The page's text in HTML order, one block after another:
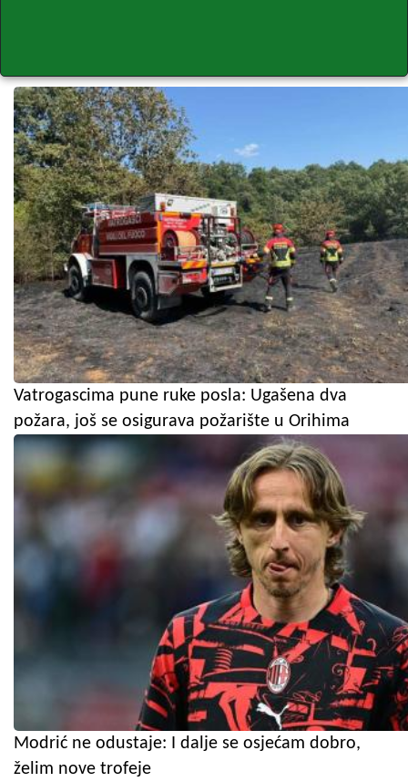
Vatrogascima pune ruke posla: Ugašena dva
požara, još se osigurava požarište u Orihima
Modrić ne odustaje: I dalje se osjećam dobro,
želim nove trofeje